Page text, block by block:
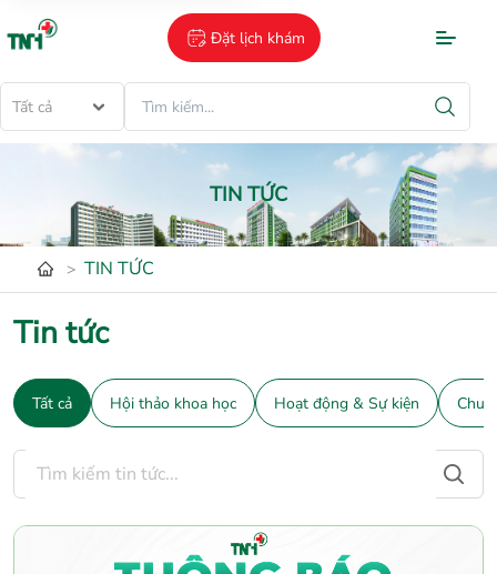
Đặt lịch khám
Tất cả
TIN TỨC
> TIN TỨC
Tin tức
Tất cả Hội thảo khoa học Hoạt động & Sự kiện